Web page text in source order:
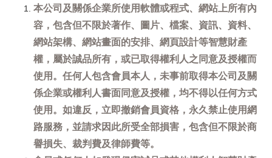
本公司及關係企業所使用軟體或程式、網站上所有內
容，包含但不限於著作、圖片、檔案、資訊、資料、
網站架構、網站畫面的安排、網頁設計等智慧財產
權，屬於誠品所有，或已取得權利人之同意及授權而
使用。任何人包含會員本人，未事前取得本公司及關
係企業或權利人書面同意及授權，均不得以任何方式
使用。如違反，立即撤銷會員資格，永久禁止使用網
路服務，並請求因此所受全部損害，包含但不限於商
譽損失、裁判費及律師費等。